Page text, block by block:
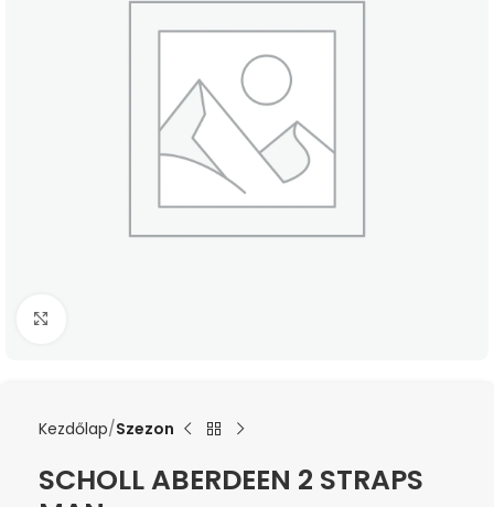
Kezdőlap Szezon
SCHOLL ABERDEEN 2 STRAPS